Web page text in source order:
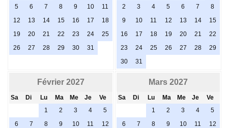
5
6 7 8 9 10
11
12
13 14 15 16 17
18
19
20 21 22 23 24
25
26
27 28 29 30 31
2
3 4 5 6 7
8
9
10 11 12 13 14
15
16
17 18 19 20 21
22
23
24 25 26 27 28
29
30
31
Février 2027
Sa Di Lu Ma Me Je
Ve
1
2 3 4
5
6
7 8 9 10 11 12
Mars 2027
Sa Di Lu Ma Me Je
Ve
1
2 3 4
5
6
7 8 9 10 11 12